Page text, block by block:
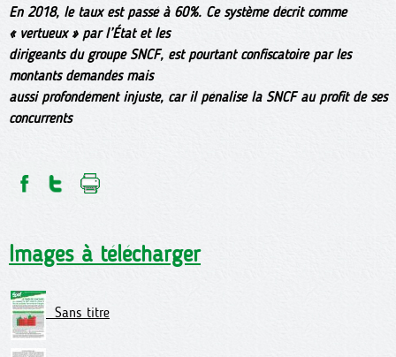
En 2018, le taux est passé à 60%. Ce système décrit comme
« vertueux » par l’État et les
dirigeants du groupe SNCF, est pourtant confiscatoire par les
montants demandés mais
aussi profondément injuste, car il pénalise la SNCF au profit de ses
concurrents
Images à télécharger
Sans titre